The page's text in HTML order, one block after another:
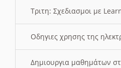
Τριτη: Σχεδιασμοι με
Οδηγιες χρησης της
Δημιουργια μαθημάτων